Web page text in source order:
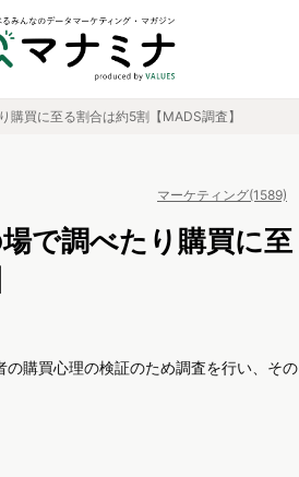
買に至る割合は約5割【MADS調査】
マーケティング(1589)
で調べたり購買に至
購買心理の検証のため調査を行い、その